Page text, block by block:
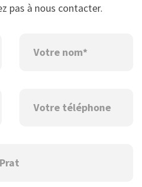
pas à nous contacter.